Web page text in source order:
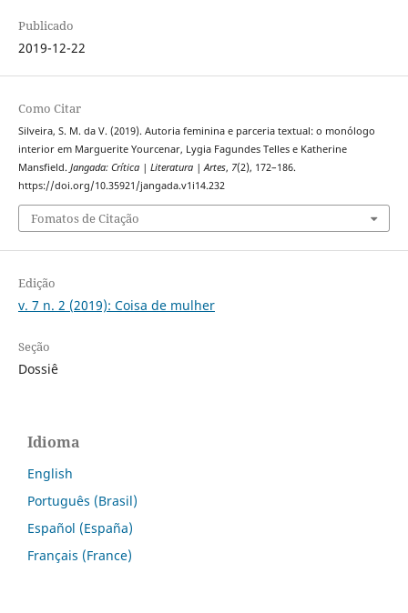
Publicado
2019-12-22
Como Citar
Silveira, S. M. da V. (2019). Autoria feminina e parceria textual: o monólogo
interior em Marguerite Yourcenar, Lygia Fagundes Telles e Katherine
Mansfield. Jangada: Crítica | Literatura | Artes, 7(2), 172–186.
https://doi.org/10.35921/jangada.v1i14.232
Fomatos de Citação
Edição
v. 7 n. 2 (2019): Coisa de mulher
Seção
Dossiê
Idioma
English
Português (Brasil)
Español (España)
Français (France)